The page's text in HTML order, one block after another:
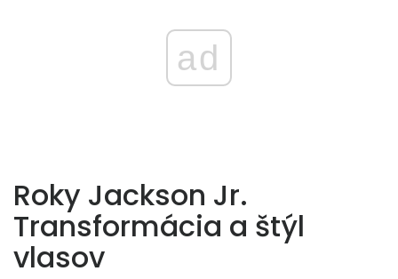
ad
Roky Jackson Jr.
Transformácia a štýl
vlasov